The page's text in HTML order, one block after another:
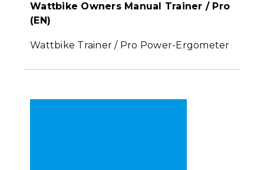
Wattbike Owners Manual Trainer / Pro
(EN)
Wattbike Trainer / Pro Power-Ergometer